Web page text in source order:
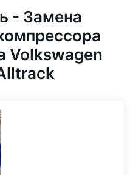
- Замена
Volkswagen